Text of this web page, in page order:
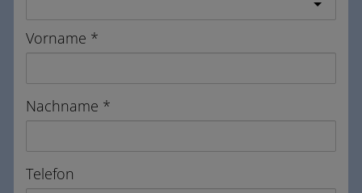
Vorname
Nachname
Telefon